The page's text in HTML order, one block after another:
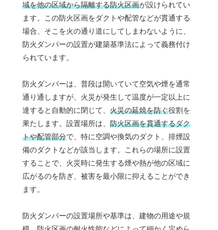
域を他の区域から隔離する防火区画が設けられてい
ます。この防火区画をダクトや配管などが貫通する
場合、そこを火の通り道にしてしまわないように、
防火ダンパーの設置が建築基準法によって義務付け
られています。
防火ダンパーは、普段は開いていて空気や煙を通常
通り通しますが、火災が発生して温度が一定以上に
達すると自動的に閉じて、 火災の延焼を防ぐ役割を
果たします。設置場所は、 防火区画を貫通するダク
トや配管部分で、特に空調や換気のダクト、排煙設
備のダクトなどが該当します。これらの場所に設置
することで、火災時に発生する煙や熱が他の区域に
広がるのを防ぎ、被害を最小限に抑えることができ
ます。
防火ダンパーの設置場所や基準は、建物の用途や規